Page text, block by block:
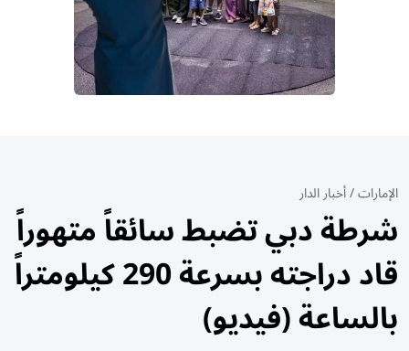
الإمارات/أخبار الدار
شرطة دبي تضبط سائقاً متهوراً
قاد دراجته بسرعة 290 كيلومتراً
بالساعة (فيديو)